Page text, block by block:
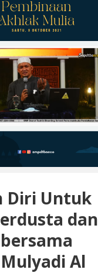
Diri Untuk
dan
Al